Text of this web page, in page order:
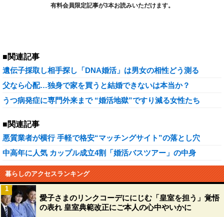
有料会員限定記事が3本お読みいただけます。
■関連記事
遺伝子採取し相手探し「DNA婚活」は男女の相性どう測る
父なら心配…独身で家を買うと結婚できないは本当か？
うつ病発症に専門外来まで “婚活地獄”ですり減る女性たち
■関連記事
悪質業者が横行 手軽で格安“マッチングサイト”の落とし穴
中高年に人気 カップル成立4割「婚活バスツアー」の中身
暮らしのアクセスランキング
愛子さまのリンクコーデににじむ「皇室を担う」覚悟
の表れ 皇室典範改正にご本人の心中やいかに
1